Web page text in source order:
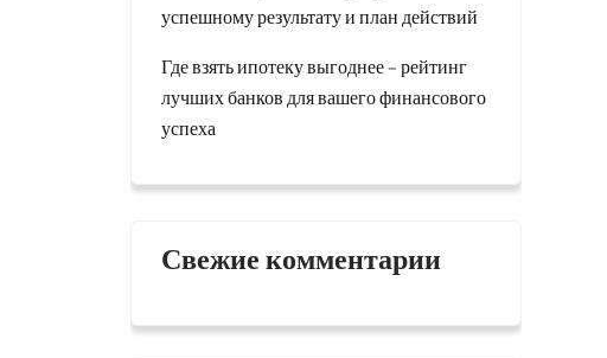
успешному результату и план действий
Где взять ипотеку выгоднее – рейтинг
лучших банков для вашего финансового
успеха
Свежие комментарии